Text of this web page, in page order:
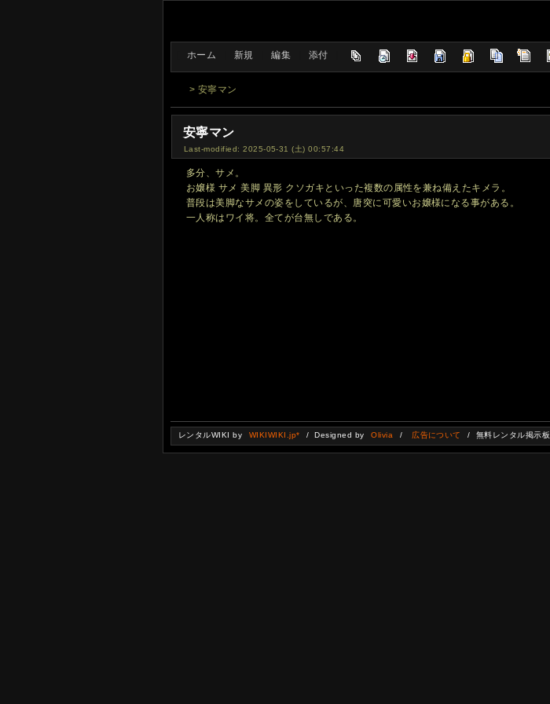
ホーム 新規 編集 添付
> 安寧マン
安寧マン
Last-modified: 2025-05-31 (土) 00:57:44
多分、サメ。
お嬢様 サメ 美脚 異形 クソガキといった複数の属性を兼ね備えたキメラ。
普段は美脚なサメの姿をしているが、唐突に可愛いお嬢様になる事がある。
一人称はワイ将。全てが台無しである。
レンタルWIKI by WIKIWIKI.jp* / Designed by Olivia / 広告について / 無料レンタル掲示板